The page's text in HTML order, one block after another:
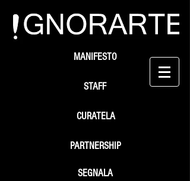
STAFF
SEGNALA
MANIFESTO
PARTNERSHIP
CURATELA